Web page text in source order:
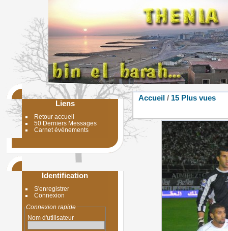
Liens
Retour accueil
50 Derniers Messages
Carnet événements
Identification
S'enregistrer
Connexion
Connexion rapide
Nom d'utilisateur
Accueil / 15 Plus vues